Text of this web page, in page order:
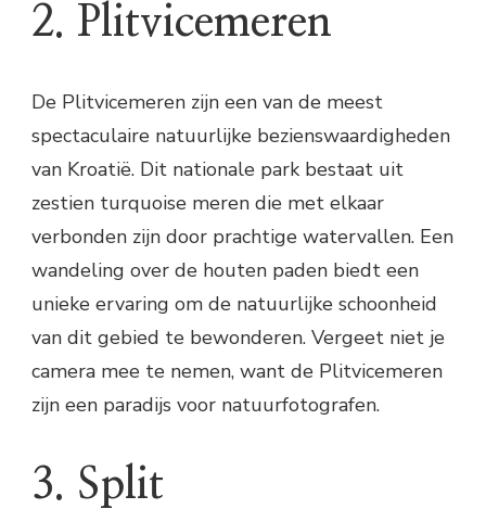
2. Plitvicemeren
De Plitvicemeren zijn een van de meest
spectaculaire natuurlijke bezienswaardigheden
van Kroatië. Dit nationale park bestaat uit
zestien turquoise meren die met elkaar
verbonden zijn door prachtige watervallen. Een
wandeling over de houten paden biedt een
unieke ervaring om de natuurlijke schoonheid
van dit gebied te bewonderen. Vergeet niet je
camera mee te nemen, want de Plitvicemeren
zijn een paradijs voor natuurfotografen.
3. Split